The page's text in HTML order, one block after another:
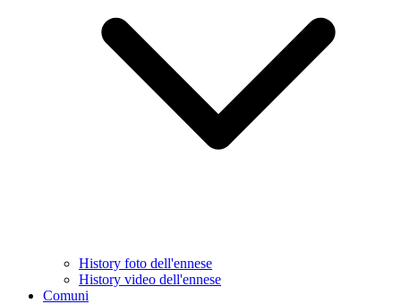
History foto dell'ennese
History video dell'ennese
Comuni